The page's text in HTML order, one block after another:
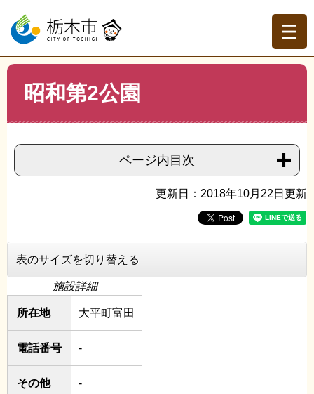
ー
の
先
ニ
ー
を
トップページ >組織でさがす
昭和第2公園
ページ内目次
更新日：2018年10月22日更新
表のサイズを切り替える
施設詳細
所在地 大平町富田
電話番号 -
その他 -